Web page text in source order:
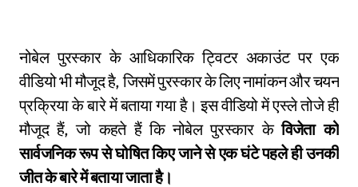
नोबेल पुरस्कार के आधिकारिक ट्विटर अकाउंट पर एक
वीडियो भी मौजूद है, जिसमें पुरस्कार के लिए नामांकन और चयन
प्रक्रिया के बारे में बताया गया है। इस वीडियो में एस्ले तोजे ही
मौजूद हैं, जो कहते हैं कि नोबेल पुरस्कार केविजेता को
सार्वजनिक रूप से घोषित किए जाने से एक घंटे पहले ही उनकी
जीत के बारे में बताया जाता है।